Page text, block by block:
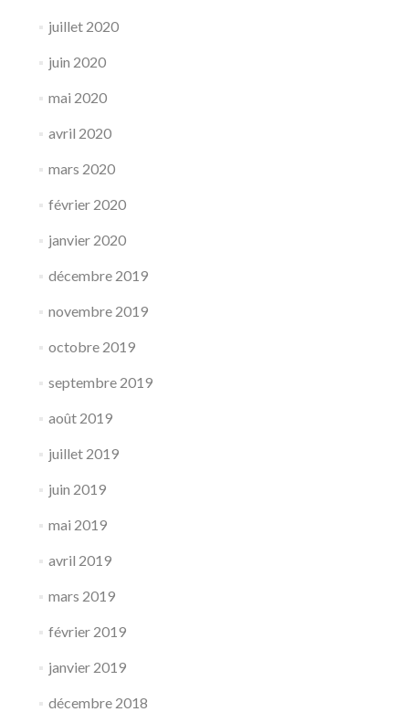
juillet 2020
juin 2020
mai 2020
avril 2020
mars 2020
février 2020
janvier 2020
décembre 2019
novembre 2019
octobre 2019
septembre 2019
août 2019
juillet 2019
juin 2019
mai 2019
avril 2019
mars 2019
février 2019
janvier 2019
décembre 2018